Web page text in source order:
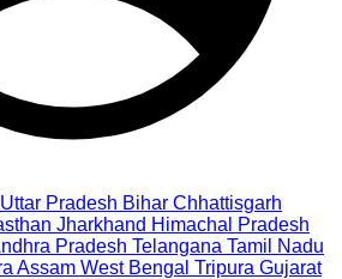
Uttar Pradesh Bihar Chhattisgarh
Jharkhand Himachal Pradesh
Pradesh Telangana Tamil Nadu
Assam West Bengal Tripura Gujarat